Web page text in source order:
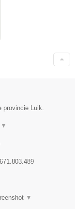
provincie Luik.
▼
▼